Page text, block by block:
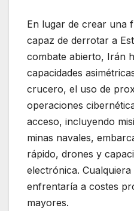
En lugar de crear una
capaz de derrotar a
combate abierto, Irán
capacidades
crucero, el uso de
operaciones
acceso, incluyendo
minas navales,
rápido, drones y
electrónica.
enfrentaría a costes
mayores.